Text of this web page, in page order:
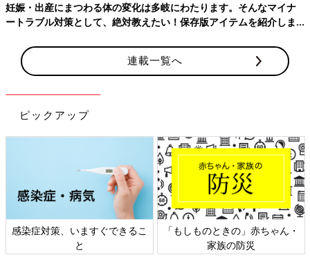
出典：Instagramアカウント「e_chan.gram」
e_chan.gramさんは、ハートカットリブT・シャーリングT・オフ
ショルダーレースブラウス・バレルレッグジーンズを購入。ハー
トカットリブTは、限定価格で590円でゲットしたんだそう。バ
レルレッグジーンズは、はいた時のシルエットがたまらないとお
妊娠・出産にまつわる体の変化は多岐にわたります。そんなマイナ
ートラブル対策として、絶対教えたい！保存版アイテムを紹介しま
連載一覧へ
ピックアップ
感染症対策、いますぐできるこ
と
「もしものときの」赤ちゃん・
家族の防災